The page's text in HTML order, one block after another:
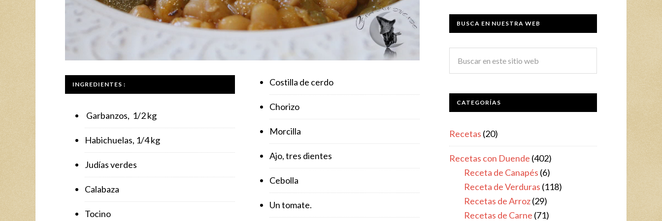
INGREDIENTES :
Garbanzos, 1/2 kg
Habichuelas, 1/4 kg
Judías verdes
Calabaza
Tocino
Costilla de cerdo
Chorizo
Morcilla
Ajo, tres dientes
Cebolla
Un tomate.
BUSCA EN NUESTRA WEB
CATEGORÍAS
Recetas (20)
Recetas con Duende (402)
Receta de Canapés (6)
Receta de Verduras (118)
Recetas de Arroz(29)
Recetas de Carne (71)